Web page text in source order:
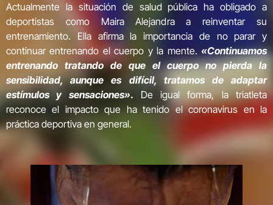
Actualmente la situación de salud pública ha obligado a
deportistas como Maira Alejandra a reinventar su
entrenamiento. Ella afirma la importancia de no parar y
continuar entrenando el cuerpo y la mente. «Continuamos
entrenando tratando de que el cuerpo no pierda la
sensibilidad, aunque es difícil, tratamos de adaptar
estímulos y sensaciones». De igual forma, la triatleta
reconoce el impacto que ha tenido el coronavirus en la
práctica deportiva en general.